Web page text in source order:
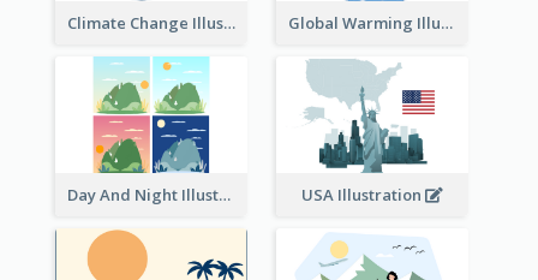
Climate Change Illustration Global Warming Illustration
Day And Night Illustration USA Illustration